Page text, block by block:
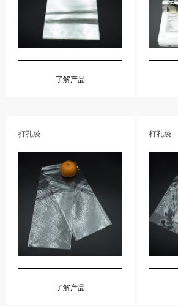
了解产品
打孔袋
了解产品
打孔袋